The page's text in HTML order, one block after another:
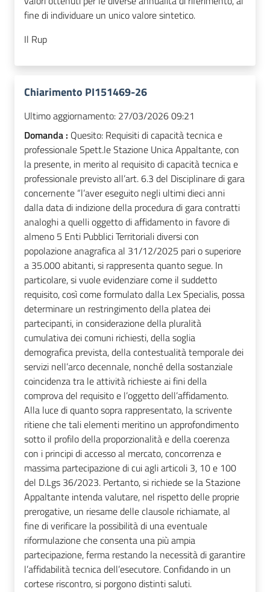
fine di individuare un unico valore sintetico.
Il Rup
Chiarimento PI151469-26
Ultimo aggiornamento: 27/03/2026 09:21
Domanda : Quesito: Requisiti di capacità tecnica e
professionale Spett.le Stazione Unica Appaltante, con
la presente, in merito al requisito di capacità tecnica e
professionale previsto all’art. 6.3 del Disciplinare di gara
concernente “l’aver eseguito negli ultimi dieci anni
dalla data di indizione della procedura di gara contratti
analoghi a quelli oggetto di affidamento in favore di
almeno 5 Enti Pubblici Territoriali diversi con
popolazione anagrafica al 31/12/2025 pari o superiore
a 35.000 abitanti, si rappresenta quanto segue. In
particolare, si vuole evidenziare come il suddetto
requisito, così come formulato dalla Lex Specialis, possa
determinare un restringimento della platea dei
partecipanti, in considerazione della pluralità
cumulativa dei comuni richiesti, della soglia
demografica prevista, della contestualità temporale dei
servizi nell’arco decennale, nonché della sostanziale
coincidenza tra le attività richieste ai fini della
comprova del requisito e l’oggetto dell’affidamento.
Alla luce di quanto sopra rappresentato, la scrivente
ritiene che tali elementi meritino un approfondimento
sotto il profilo della proporzionalità e della coerenza
con i principi di accesso al mercato, concorrenza e
massima partecipazione di cui agli articoli 3, 10 e 100
del D.Lgs 36/2023. Pertanto, si richiede se la Stazione
Appaltante intenda valutare, nel rispetto delle proprie
prerogative, un riesame delle clausole richiamate, al
fine di verificare la possibilità di una eventuale
riformulazione che consenta una più ampia
partecipazione, ferma restando la necessità di garantire
l’affidabilità tecnica dell’esecutore. Confidando in un
cortese riscontro, si porgono distinti saluti.